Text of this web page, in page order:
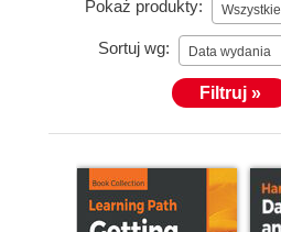
Pokaż produkty: Wszystkie
Sortuj wg: Data wydania
Filtruj »